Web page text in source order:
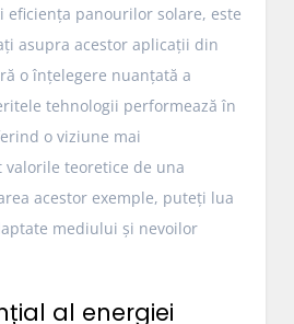
eficiența panourilor solare, este
asupra acestor aplicații din
o înțelegere nuanțată a
tehnologii performează în
o viziune mai
teoretice de una
acestor exemple, puteți lua
mediului și nevoilor
al energiei